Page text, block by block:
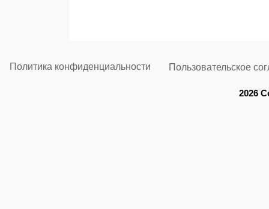
Политика конфиденциальности Пользовательское
2026